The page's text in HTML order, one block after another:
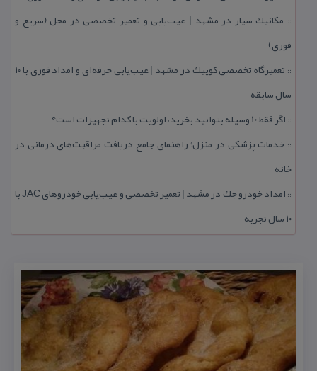
:: مكانیك سیار در مشهد | عیب‌یابی و تعمیر تخصصی در محل (سریع و
فوری)
::
تعمیرگاه تخصصی كوییك در مشهد | عیب‌یابی حرفه‌ای و امداد فوری با ۱۰
سال سابقه
:: اگر فقط 10 وسیله بتوانید بخرید، اولویت با كدام تجهیزات است؟
:: خدمات پزشكی در منزل؛ راهنمای جامع دریافت مراقبت‌های درمانی در
خانه
::
امداد خودرو جك در مشهد | تعمیر تخصصی و عیب‌یابی خودروهای JAC با
۱۰ سال تجربه